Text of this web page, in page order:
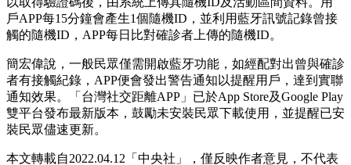
戶APP每15分鐘會產生1個隨機ID，並利用藍牙訊號記錄曾接
觸的隨機ID，APP每日比對確診者上傳的隨機ID。
簡宏偉說，一般民眾僅需開啟藍牙功能，如經配對出曾與確診
者有接觸紀錄，APP便會發出警告通知以提醒用戶，達到實聯
通知效果。「台灣社交距離APP」已於App Store及Google Play
雙平台發布最新版本，鼓勵未安裝民眾下載使用，並提醒已安
裝民眾儘速更新。
本文轉載自2022.04.12「中央社」，僅反映作者意見，不代表